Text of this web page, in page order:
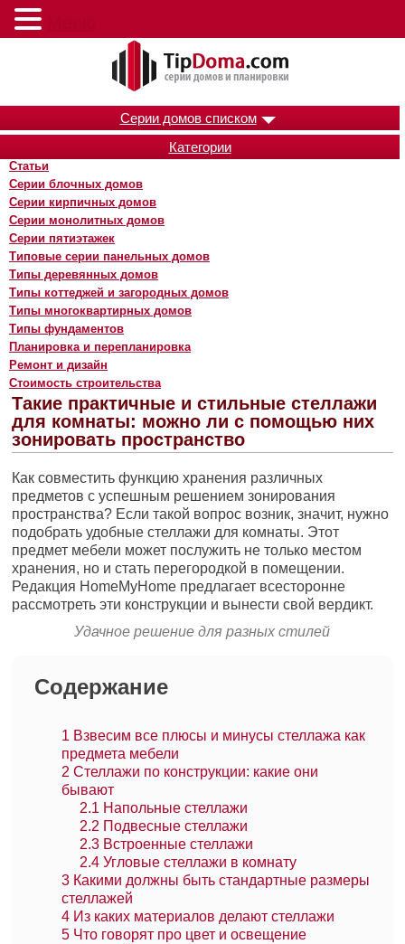
Серии домов списком
Категории
Статьи
Серии блочных домов
Серии кирпичных домов
Серии монолитных домов
Серии пятиэтажек
Типовые серии панельных домов
Типы деревянных домов
Типы коттеджей и загородных домов
Типы многоквартирных домов
Типы фундаментов
Планировка и перепланировка
Ремонт и дизайн
Стоимость строительства
Такие практичные и стильные стеллажи
для комнаты: можно ли с помощью них
зонировать пространство
Как совместить функцию хранения различных
предметов с успешным решением зонирования
пространства? Если такой вопрос возник, значит, нужно
подобрать удобные стеллажи для комнаты. Этот
предмет мебели может послужить не только местом
хранения, но и стать перегородкой в помещении.
Редакция HomeMyHome предлагает всесторонне
рассмотреть эти конструкции и вынести свой вердикт.
Удачное решение для разных стилей
Содержание
1 Взвесим все плюсы и минусы стеллажа как
предмета мебели
2 Стеллажи по конструкции: какие они
бывают
2.1 Напольные стеллажи
2.2 Подвесные стеллажи
2.3 Встроенные стеллажи
2.4 Угловые стеллажи в комнату
3 Какими должны быть стандартные размеры
стеллажей
4 Из каких материалов делают стеллажи
5 Что говорят про цвет и освещение